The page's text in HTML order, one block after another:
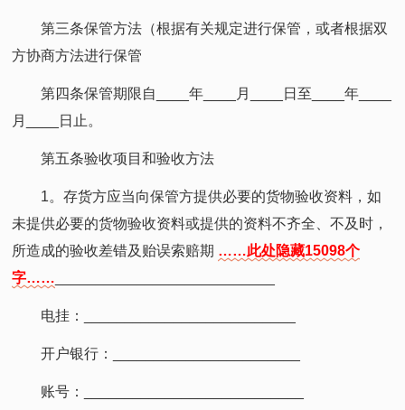
第三条保管方法（根据有关规定进行保管，或者根据双
方协商方法进行保管
第四条保管期限自____年____月____日至____年____
月____日止。
第五条验收项目和验收方法
1。存货方应当向保管方提供必要的货物验收资料，如
未提供必要的货物验收资料或提供的资料不齐全、不及时，
所造成的验收差错及贻误索赔期 ……此处隐藏15098个
字……
电挂：__________________________
开户银行：_______________________
账号：___________________________